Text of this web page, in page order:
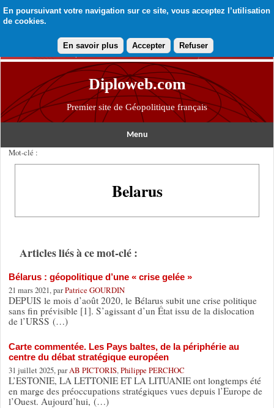
En poursuivant votre navigation sur ce site, vous acceptez l’utilisation
de cookies.
En savoir plus Accepter Refuser
Diploweb.com
Premier site de Géopolitique français
Menu
Mot-clé :
Belarus
Articles liés à ce mot-clé :
Bélarus : géopolitique d’une « crise gelée »
21 mars 2021, parPatrice GOURDIN
DEPUIS le mois d’août 2020, le Bélarus subit une crise politique
sans fin prévisible [1]. S’agissant d’un État issu de la dislocation
de l’URSS (…)
Carte commentée. Les Pays baltes, de la périphérie au
centre du débat stratégique européen
31 juillet 2025, parAB PICTORIS, Philippe PERCHOC
L’ESTONIE, LA LETTONIE ET LA LITUANIE ont longtemps été
en marge des préoccupations stratégiques vues depuis l’Europe de
l’Ouest. Aujourd’hui, (…)